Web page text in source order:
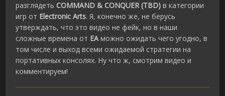
разглядеть COMMAND & CONQUER (TBD) в категории
игр от Electronic Arts. Я, конечно же, не берусь
утверждать, что это видео не фейк, но в наши
сложные времена от EAможно ожидать чего угодно, в
том числе и выход всеми ожидаемой стратегии на
портативных консолях. Ну что ж, смотрим видео и
комментируем!